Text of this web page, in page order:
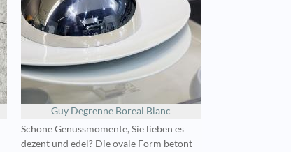
Guy Degrenne Boreal Blanc
Schöne Genussmomente, Sie lieben es
dezent und edel? Die ovale Form betont